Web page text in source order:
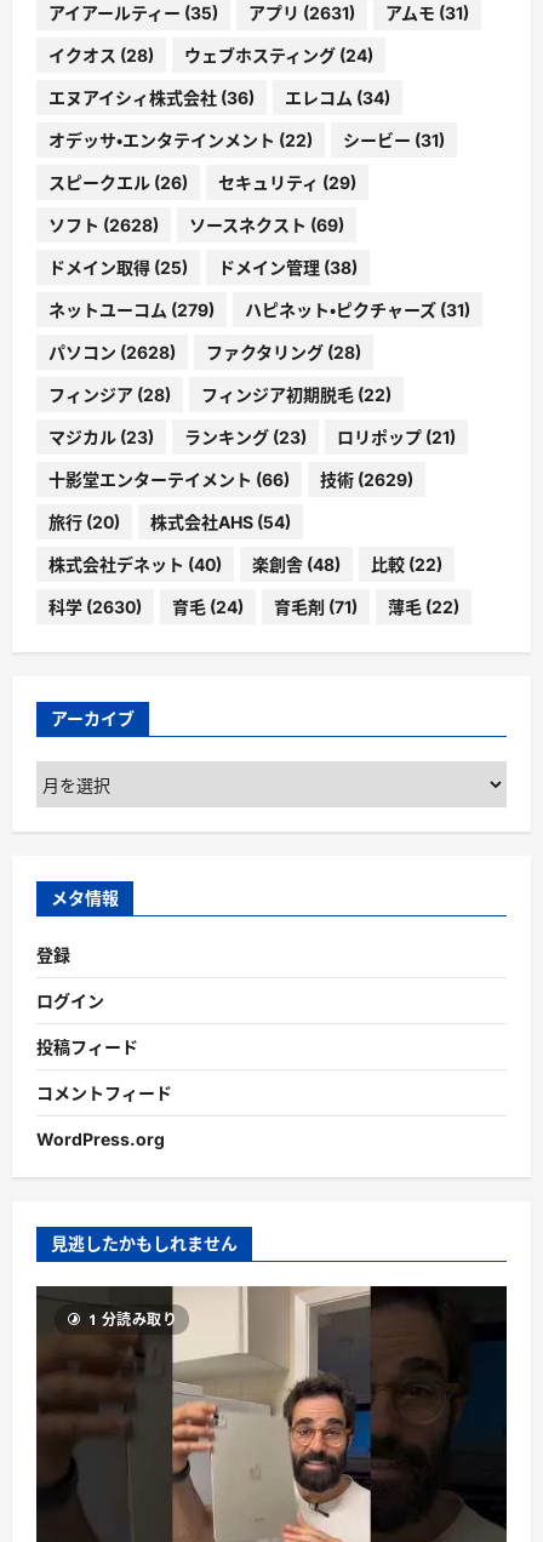
アイアールティー (35) アプリ (2631) アムモ (31)
イクオス (28) ウェブホスティング (24)
エヌアイシィ株式会社 (36) エレコム (34)
オデッサ・エンタテインメント (22) シービー (31)
スピークエル (26) セキュリティ (29)
ソフト (2628) ソースネクスト (69)
ドメイン取得 (25) ドメイン管理 (38)
ネットユーコム (279) ハピネット・ピクチャーズ (31)
パソコン (2628) ファクタリング (28)
フィンジア (28) フィンジア初期脱毛 (22)
マジカル (23) ランキング (23) ロリポップ (21)
十影堂エンターテイメント (66) 技術 (2629)
旅行 (20) 株式会社AHS (54)
株式会社デネット (40) 楽創舎 (48) 比較 (22)
科学 (2630) 育毛 (24) 育毛剤 (71) 薄毛 (22)
アーカイブ
ア
ー
カ
ブ
メタ情報
登録
ログイン
投稿フィード
コメントフィード
WordPress.org
見逃したかもしれません
1 分読み取り